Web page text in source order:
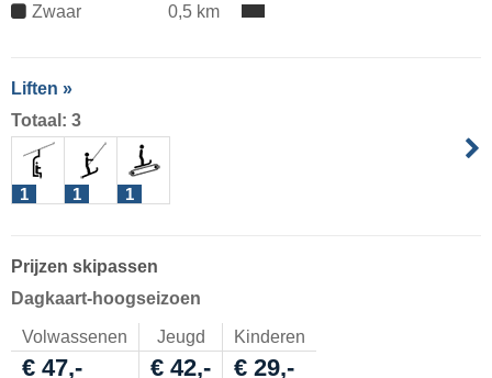
Zwaar
0,5 km
Liften »
Totaal: 3
1 1 1
Prijzen skipassen
Dagkaart-hoogseizoen
Volwassenen Jeugd Kinderen
€ 47,- € 42,- € 29,-